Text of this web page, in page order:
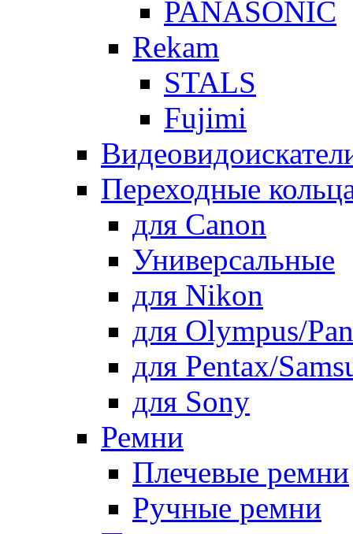
PANASONIC
Rekam
STALS
Fujimi
Переходные
для Canon
Универсальные
для Nikon
для Olympus/
для Pentax/
для Sony
Ремни
Плечевые ремни
Ручные ремни